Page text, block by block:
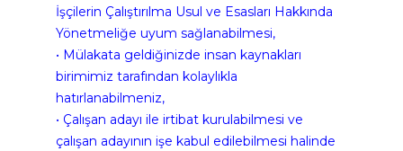
İşçilerin Çalıştırılma Usul ve Esasları Hakkında
Yönetmeliğe uyum sağlanabilmesi,
• Mülakata geldiğinizde insan kaynakları
birimimiz tarafından kolaylıkla
hatırlanabilmeniz,
• Çalışan adayı ile irtibat kurulabilmesi ve
çalışan adayının işe kabul edilebilmesi halinde